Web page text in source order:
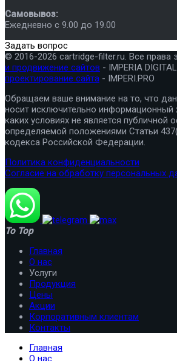
Самовывоз:
Ежедневно с 9.00 до 19.00
Задать вопрос
© 2016-2026 cartridge-filter.ru. Все
и продвижение сайтов - IMPERIA
проектирование сайта - IMPERI.PRO
Обращаем ваше внимание на то, что
носит исключительно информационный
каких условиях не является публичной
определяемой положениями Статьи
кодекса Российской Федерации.
Политика конфиденциальности
Согласие на обработку персональных
To Top
Главная
О нас
Услуги
Продукция
Цены
Акции
Корпоративным клиентам
Контакты
Главная
О нас